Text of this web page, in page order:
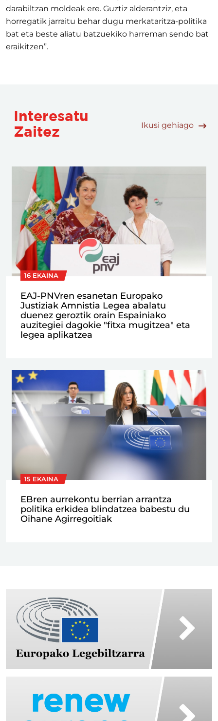
darabiltzan moldeak ere. Guztiz alderantziz, eta
horregatik jarraitu behar dugu merkataritza-politika
bat eta beste aliatu batzuekiko harreman sendo bat
eraikitzen”.
Interesatu
Zaitez
Ikusi gehiago
16 EKAINA
EAJ-PNVren esanetan Europako
Justiziak Amnistia Legea abalatu
duenez geroztik orain Espainiako
auzitegiei dagokie "fitxa mugitzea" eta
legea aplikatzea
15 EKAINA
EBren aurrekontu berrian arrantza
politika erkidea blindatzea babestu du
Oihane Agirregoitiak